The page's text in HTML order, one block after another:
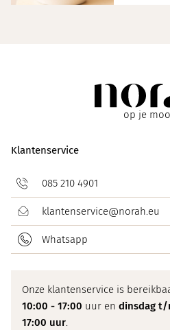
op je
Klantenservice
085 210 4901
klantenservice@norah.eu
Whatsapp
Onze klantenservice is
10:00 - 17:00 uur en dinsdag t/
17:00 uur.